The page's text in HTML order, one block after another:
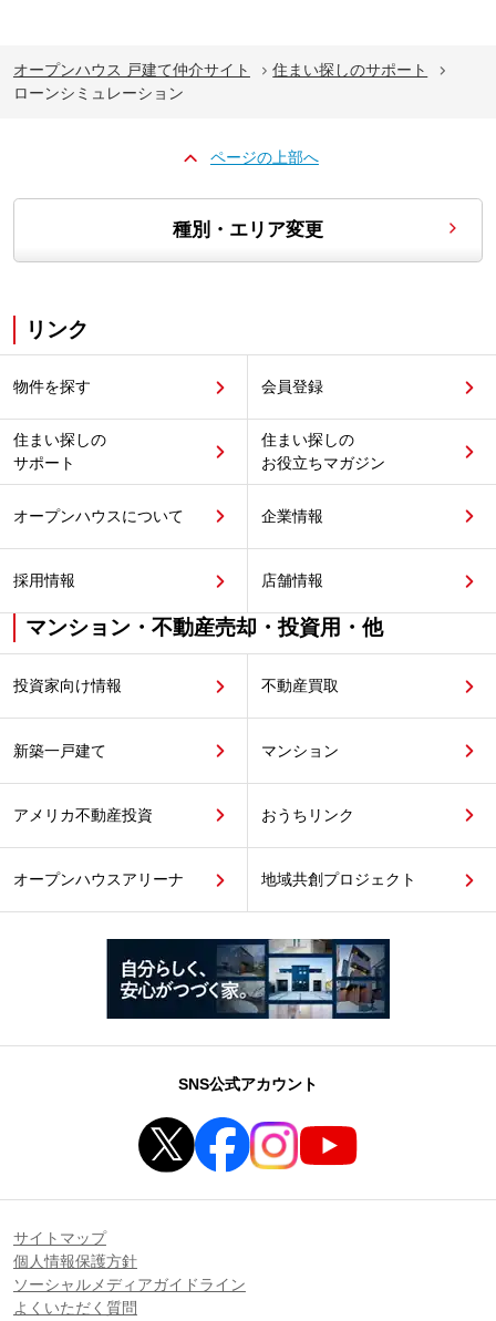
オープンハウス 戸建て仲介サイト
住まい探しのサポート
ローンシミュレーション
ページの上部へ
種別・エリア変更
リンク
物件を探す 会員登録
住まい探しの
サポート
住まい探しの
お役立ちマガジン
オープンハウスについて 企業情報
採用情報 店舗情報
マンション・不動産売却・投資用・他
投資家向け情報 不動産買取
新築一戸建て マンション
アメリカ不動産投資 おうちリンク
オープンハウスアリーナ 地域共創プロジェクト
SNS公式アカウント
サイトマップ
個人情報保護方針
ソーシャルメディアガイドライン
よくいただく質問